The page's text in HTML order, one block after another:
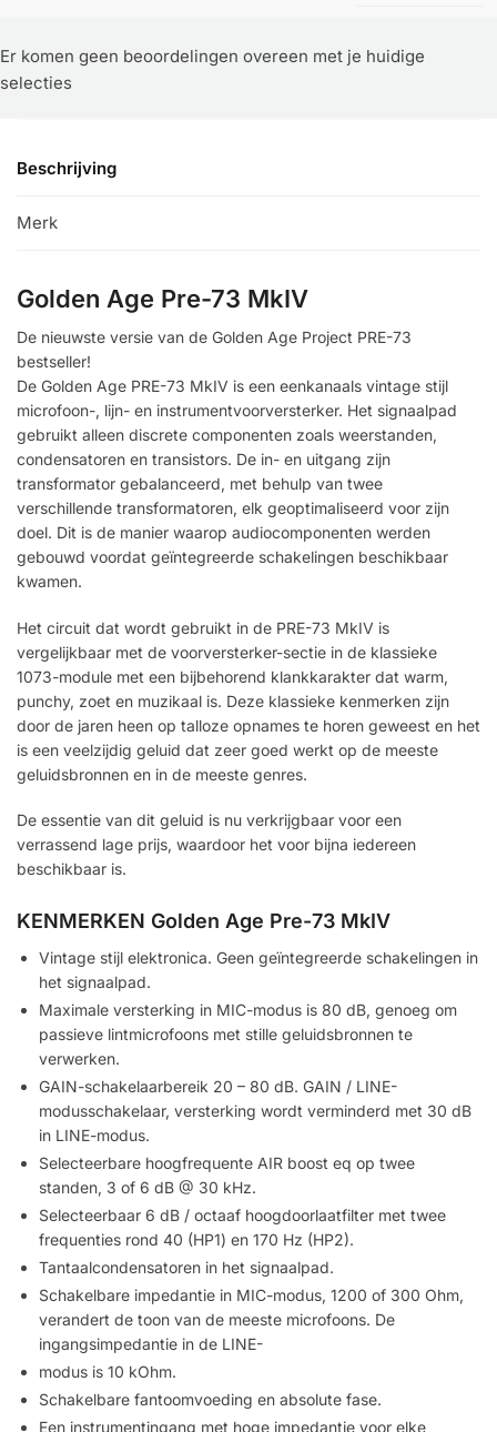
Er komen geen beoordelingen overeen met je huidige
selecties
Beschrijving
Merk
Golden Age Pre-73 MkIV
De nieuwste versie van de Golden Age Project PRE-73
bestseller!
De Golden Age PRE-73 MkIV is een eenkanaals vintage stijl
microfoon-, lijn- en instrumentvoorversterker. Het signaalpad
gebruikt alleen discrete componenten zoals weerstanden,
condensatoren en transistors. De in- en uitgang zijn
transformator gebalanceerd, met behulp van twee
verschillende transformatoren, elk geoptimaliseerd voor zijn
doel. Dit is de manier waarop audiocomponenten werden
gebouwd voordat geïntegreerde schakelingen beschikbaar
kwamen.
Het circuit dat wordt gebruikt in de PRE-73 MkIV is
vergelijkbaar met de voorversterker-sectie in de klassieke
1073-module met een bijbehorend klankkarakter dat warm,
punchy, zoet en muzikaal is. Deze klassieke kenmerken zijn
door de jaren heen op talloze opnames te horen geweest en het
is een veelzijdig geluid dat zeer goed werkt op de meeste
geluidsbronnen en in de meeste genres.
De essentie van dit geluid is nu verkrijgbaar voor een
verrassend lage prijs, waardoor het voor bijna iedereen
beschikbaar is.
KENMERKEN Golden Age Pre-73 MkIV
Vintage stijl elektronica. Geen geïntegreerde schakelingen in
het signaalpad.
Maximale versterking in MIC-modus is 80 dB, genoeg om
passieve lintmicrofoons met stille geluidsbronnen te
verwerken.
GAIN-schakelaarbereik 20 – 80 dB. GAIN / LINE-
modusschakelaar, versterking wordt verminderd met 30 dB
in LINE-modus.
Selecteerbare hoogfrequente AIR boost eq op twee
standen, 3 of 6 dB @ 30 kHz.
Selecteerbaar 6 dB / octaaf hoogdoorlaatfilter met twee
frequenties rond 40 (HP1) en 170 Hz (HP2).
Tantaalcondensatoren in het signaalpad.
Schakelbare impedantie in MIC-modus, 1200 of 300 Ohm,
verandert de toon van de meeste microfoons. De
ingangsimpedantie in de LINE-
modus is 10 kOhm.
Schakelbare fantoomvoeding en absolute fase.
Een instrumentingang met hoge impedantie voor elke